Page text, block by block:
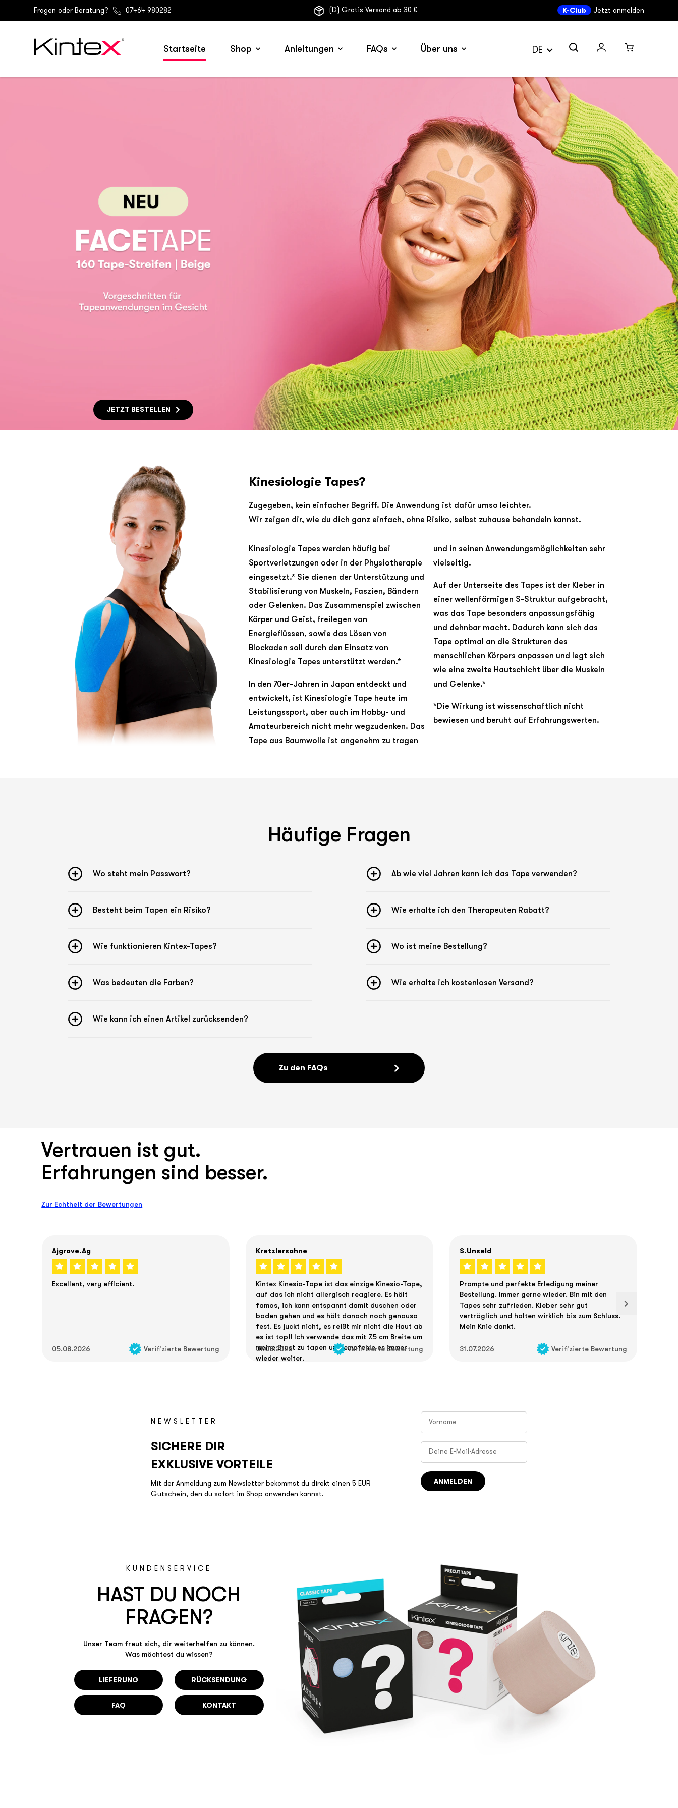
Fragen oder Beratung? 07464 980282 (D) Gratis Versand ab 30 € K-Club Jetzt anmelden
Startseite Shop Anleitungen FAQs Über uns DE
JETZT BESTELLEN
Kinesiologie Tapes?
Zugegeben, kein einfacher Begriff. Die Anwendung ist dafür umso leichter.
Wir zeigen dir, wie du dich ganz einfach, ohne Risiko, selbst zuhause behandeln kannst.
Kinesiologie Tapes werden häufig bei
Sportverletzungen oder in der Physiotherapie
eingesetzt.* Sie dienen der Unterstützung und
Stabilisierung von Muskeln, Faszien, Bändern
oder Gelenken. Das Zusammenspiel zwischen
Körper und Geist, freilegen von
Energieflüssen, sowie das Lösen von
Blockaden soll durch den Einsatz von
Kinesiologie Tapes unterstützt werden.*
In den 70er-Jahren in Japan entdeckt und
entwickelt, ist Kinesiologie Tape heute im
Leistungssport, aber auch im Hobby- und
Amateurbereich nicht mehr wegzudenken. Das
Tape aus Baumwolle ist angenehm zu tragen
und in seinen Anwendungsmöglichkeiten sehr
vielseitig.
Auf der Unterseite des Tapes ist der Kleber in
einer wellenförmigen S-Struktur aufgebracht,
was das Tape besonders anpassungsfähig
und dehnbar macht. Dadurch kann sich das
Tape optimal an die Strukturen des
menschlichen Körpers anpassen und legt sich
wie eine zweite Hautschicht über die Muskeln
und Gelenke.*
*Die Wirkung ist wissenschaftlich nicht
bewiesen und beruht auf Erfahrungswerten.
Häufige Fragen
Wo steht mein Passwort?
Besteht beim Tapen ein Risiko?
Wie funktionieren Kintex-Tapes?
Was bedeuten die Farben?
Wie kann ich einen Artikel zurücksenden?
Ab wie viel Jahren kann ich das Tape verwenden?
Wie erhalte ich den Therapeuten Rabatt?
Wo ist meine Bestellung?
Wie erhalte ich kostenlosen Versand?
Zu den FAQs
Vertrauen ist gut.
Erfahrungen sind besser.
Zur Echtheit der Bewertungen
Ajgrove.ag
Excellent, very efficient.
05.08.2026 Verifizierte Bewertung
Kretzlersahne
Kintex Kinesio-Tape ist das einzige Kinesio-Tape,
auf das ich nicht allergisch reagiere. Es hält
famos, ich kann entspannt damit duschen oder
baden gehen und es hält danach noch genauso
fest. Es juckt nicht, es reißt mir nicht die Haut ab
es ist top!! Ich verwende das mit 7.5 cm Breite um
meine Brust zu tapen und empfehle es immer
wieder weiter.
01.08.2026 Verifizierte Bewertung
S.unseld
Prompte und perfekte Erledigung meiner
Bestellung. Immer gerne wieder. Bin mit den
Tapes sehr zufrieden. Kleber sehr gut
verträglich und halten wirklich bis zum Schluss.
Mein Knie dankt.
31.07.2026 Verifizierte Bewertung
NEWSLETTER
SICHERE DIR
EXKLUSIVE VORTEILE
Mit der Anmeldung zum Newsletter bekommst du direkt einen 5 EUR
Gutschein, den du sofort im Shop anwenden kannst.
ANMELDEN
KUNDENSERVICE
HAST DU NOCH
FRAGEN?
Unser Team freut sich, dir weiterhelfen zu können.
Was möchtest du wissen?
LIEFERUNG RÜCKSENDUNG
FAQ KONTAKT